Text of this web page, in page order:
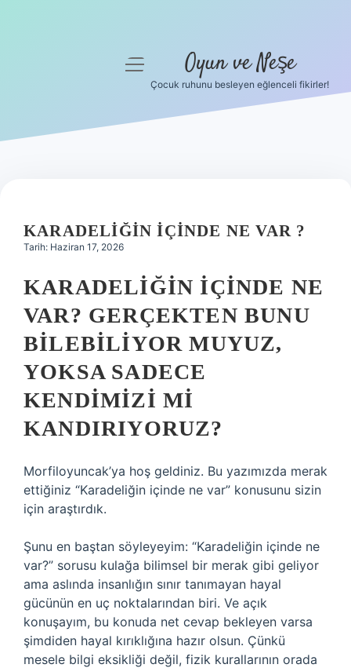
Hakkımızda
menüyü
Oyun ve Neşe
Çocuk ruhunu besleyen eğlenceli fikirler!
KARADELIĞIN IÇINDE NE VAR ?
Tarih: Haziran 17, 2026
KARADELIĞIN İÇINDE NE
VAR? GERÇEKTEN BUNU
BILEBILIYOR MUYUZ,
YOKSA SADECE
KENDIMIZI MI
KANDIRIYORUZ?
Morfiloyuncak’ya hoş geldiniz. Bu yazımızda merak
ettiğiniz “Karadeliğin içinde ne var” konusunu sizin
için araştırdık.
Şunu en baştan söyleyeyim: “Karadeliğin içinde ne
var?” sorusu kulağa bilimsel bir merak gibi geliyor
ama aslında insanlığın sınır tanımayan hayal
gücünün en uç noktalarından biri. Ve açık
konuşayım, bu konuda net cevap bekleyen varsa
şimdiden hayal kırıklığına hazır olsun. Çünkü
mesele bilgi eksikliği değil, fizik kurallarının orada